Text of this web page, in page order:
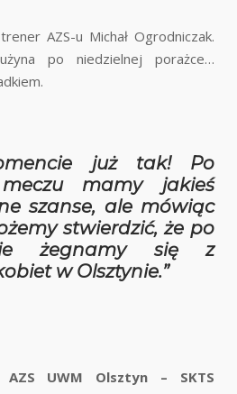
AZS-u Michał Ogrodniczak.
po niedzielnej porażce…
już tak! Po
meczu mamy jakieś
szanse, ale mówiąc
stwierdzić, że po
żegnamy się z
w Olsztynie.”
UWM Olsztyn – SKTS